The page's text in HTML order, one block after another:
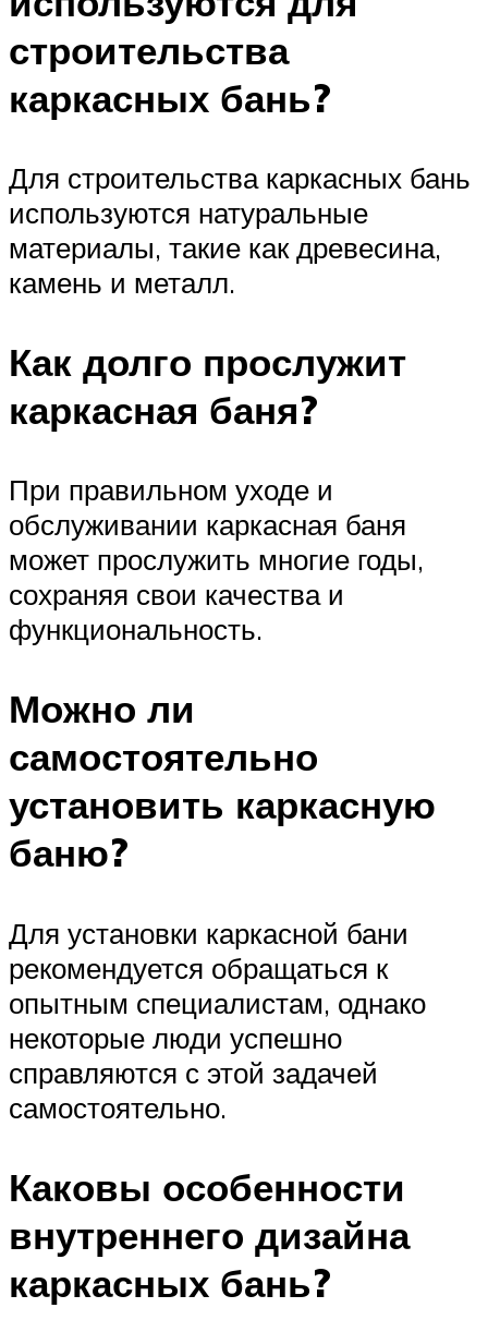
строительства
каркасных бань?
Для строительства каркасных бань
используются натуральные
материалы, такие как древесина,
камень и металл.
Как долго прослужит
каркасная баня?
При правильном уходе и
обслуживании каркасная баня
может прослужить многие годы,
сохраняя свои качества и
функциональность.
Можно ли
самостоятельно
установить каркасную
баню?
Для установки каркасной бани
рекомендуется обращаться к
опытным специалистам, однако
некоторые люди успешно
справляются с этой задачей
самостоятельно.
Каковы особенности
внутреннего дизайна
каркасных бань?